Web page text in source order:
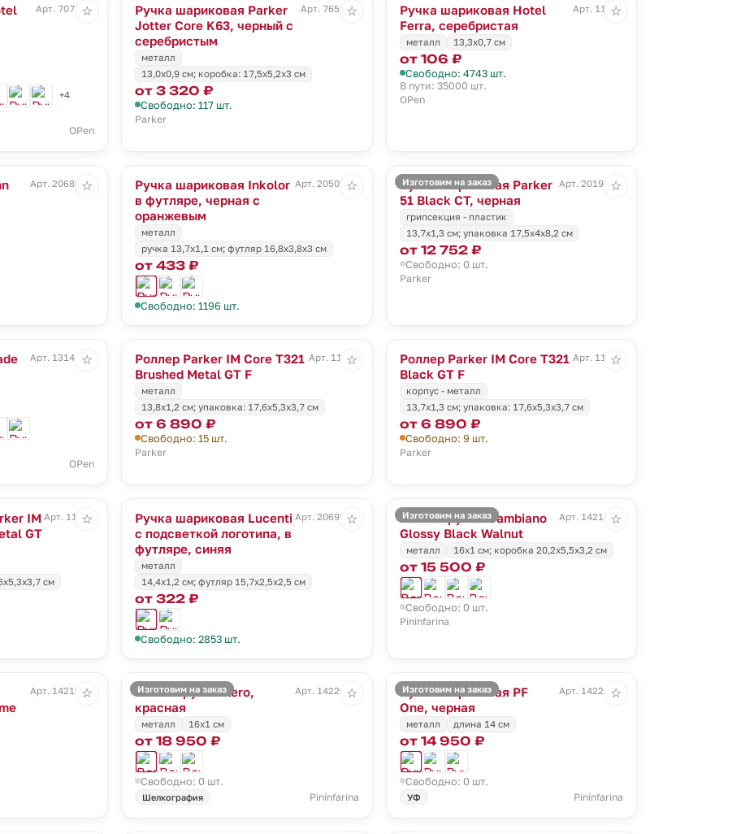
Арт. 7078.10
+4
OPen
☆
Ручка шариковая Parker
Jotter Core K63, черный с
серебристым
Арт. 7658.30
металл
13,0х0,9 см; коробка: 17,5х5,2х3 см
от 3 320 ₽
Свободно: 117 шт.
Parker
☆
Ручка шариковая Hotel
Ferra, серебристая
Арт. 11231
металл 13,3х0,7 см
от 106 ₽
Свободно: 4743 шт.
В пути: 35000 шт.
OPen
☆
Арт. 20686.60
☆
Ручка шариковая Inkolor
в футляре, черная с
оранжевым
Арт. 20509.20
металл
ручка 13,7х1,1 см; футляр 16,8х3,8х3 см
от 433 ₽
Свободно: 1196 шт.
☆ Изготовим на заказ
Ручка шариковая Parker
51 Black CT, черная
Арт. 20198.30
грипсекция - пластик
13,7х1,3 см; упаковка 17,5х4х8,2 см
от 12 752 ₽
Свободно: 0 шт.
Parker
☆
Арт. 13141.40
OPen
☆
Роллер Parker IM Core T321
Brushed Metal GT F
Арт. 11928
металл
13,8x1,2 см; упаковка: 17,6x5,3x3,7 см
от 6 890 ₽
Свободно: 15 шт.
Parker
☆
Роллер Parker IM Core T321
Black GT F
Арт. 11929
корпус - металл
13,7x1,3 см; упаковка: 17,6x5,3x3,7 см
от 6 890 ₽
Свободно: 9 шт.
Parker
☆
IM
GT
Арт. 11930
см
☆
Ручка шариковая Lucenti
с подсветкой логотипа, в
футляре, синяя
Арт. 20695.40
металл
14,4х1,2 см; футляр 15,7х2,5х2,5 см
от 322 ₽
Свободно: 2853 шт.
☆ Изготовим на заказ
Вечная ручка Cambiano
Glossy Black Walnut
Арт. 14218.35
металл 16x1 cм; коробка 20,2х5,5х3,2 см
от 15 500 ₽
Свободно: 0 шт.
Pininfarina
☆
Арт. 14219.10
☆ Изготовим на заказ
Вечная ручка Aero,
красная
Арт. 14220.50
металл 16x1 cм
от 18 950 ₽
Свободно: 0 шт.
Шелкография Pininfarina
☆ Изготовим на заказ
Ручка шариковая PF
One, черная
Арт. 14221.30
металл длина 14 см
от 14 950 ₽
Свободно: 0 шт.
УФ Pininfarina
☆